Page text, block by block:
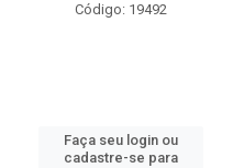
Código: 19492
Faça seu login ou
cadastre-se para